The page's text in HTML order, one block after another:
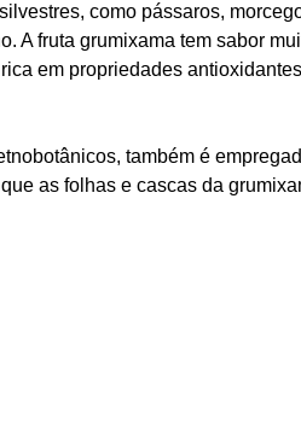
como pássaros,
A fruta grumixama tem sabor
em propriedades
também é
as folhas e cascas da